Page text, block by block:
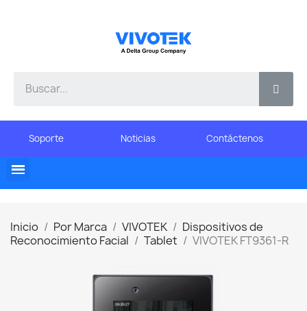
Soporte Noticias Contáctenos
Inicio Por Marca VIVOTEK
Dispositivos de
Reconocimiento Facial
Tablet VIVOTEK FT9361-R